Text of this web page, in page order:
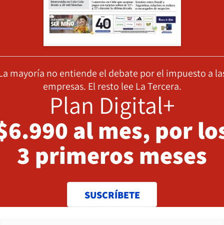
mayoría no entiende el debate por el impuesto a
empresas. El resto lee La Tercera.
Plan Digital+
al mes, por
3 primeros meses
SUSCRÍBETE